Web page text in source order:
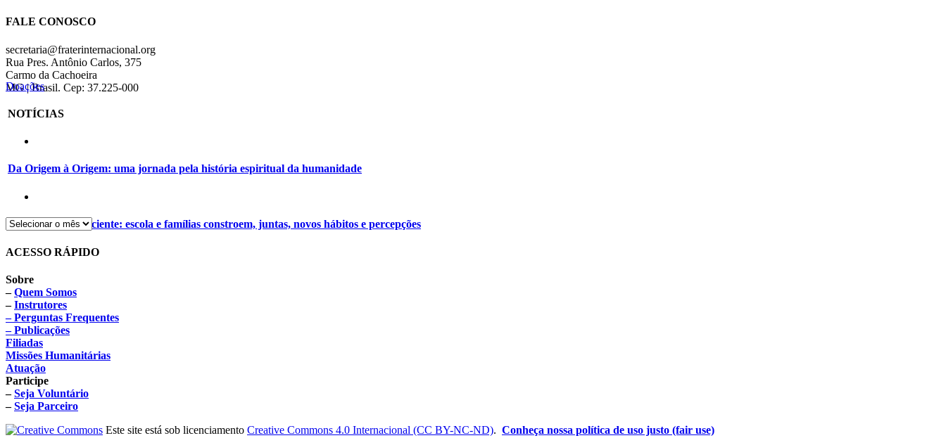
FALE CONOSCO
secretaria@fraterinternacional.org
Rua Pres. Antônio Carlos, 375
Carmo da Cachoeira
MG | Brasil. Cep: 37.225-000
Doações
NOTÍCIAS
Da Origem à Origem: uma jornada pela história espiritual da humanidade
Alimentação consciente: escola e famílias constroem, juntas, novos hábitos e percepções
ACESSO RÁPIDO
Sobre
–Quem Somos
–Instrutores
– Perguntas Frequentes
– Publicações
Filiadas
Missões Humanitárias
Atuação
Participe
–Seja Voluntário
–Seja Parceiro
Este site está sob licenciamento Creative Commons 4.0 Internacional (CC BY-NC-ND). Conheça nossa política de uso justo (fair use)